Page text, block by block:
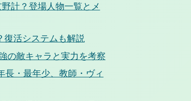
計？登場人物一覧とメ
復活システムも解説
の敵キャラと実力を考察
長・最年少、教師・ヴィ